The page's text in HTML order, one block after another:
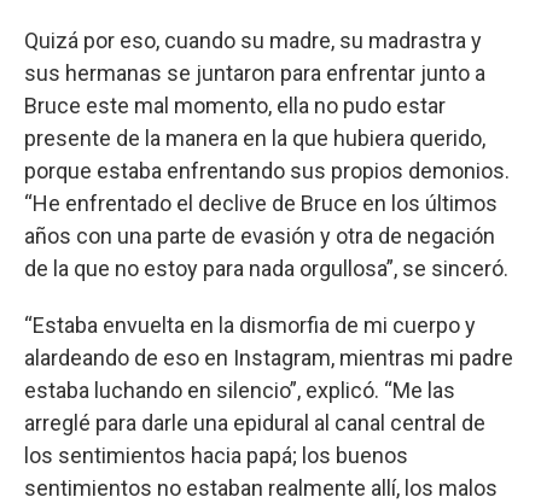
Quizá por eso, cuando su madre, su madrastra y
sus hermanas se juntaron para enfrentar junto a
Bruce este mal momento, ella no pudo estar
presente de la manera en la que hubiera querido,
porque estaba enfrentando sus propios demonios.
“He enfrentado el declive de Bruce en los últimos
años con una parte de evasión y otra de negación
de la que no estoy para nada orgullosa”, se sinceró.
“Estaba envuelta en la dismorfia de mi cuerpo y
alardeando de eso en Instagram, mientras mi padre
estaba luchando en silencio”, explicó. “Me las
arreglé para darle una epidural al canal central de
los sentimientos hacia papá; los buenos
sentimientos no estaban realmente allí, los malos